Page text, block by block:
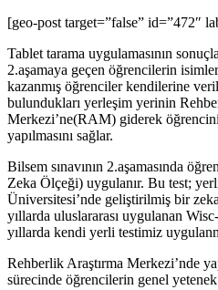
[geo-post target=”false” id=”472″
Tablet tarama uygulamasının
2.aşamaya geçen öğrencilerin
kazanmış öğrenciler kendilerine
bulundukları yerleşim yerinin
Merkezi’ne(RAM) giderek
yapılmasını sağlar.
Bilsem sınavının 2.aşamasında
Zeka Ölçeği) uygulanır. Bu test;
Üniversitesi’nde geliştirilmiş bir
yıllarda uluslararası uygulanan
yıllarda kendi yerli testimiz
Rehberlik Araştırma Merkezi’nde
sürecinde öğrencilerin genel